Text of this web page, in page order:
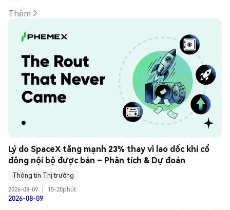
Thêm
Lý do SpaceX tăng mạnh 23% thay vì lao dốc khi cổ
đông nội bộ được bán – Phân tích & Dự đoán
Thông tin Thị trường
2026-08-09
15-20phút
2026-08-09